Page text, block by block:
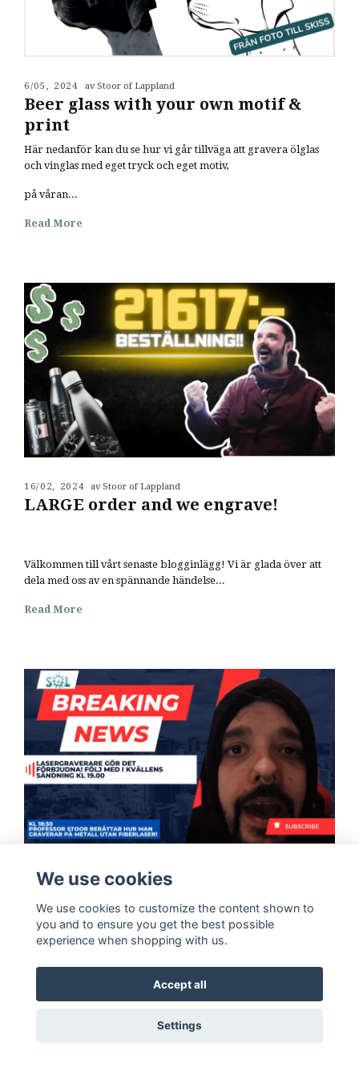
6/05, 2024 av Stoor of Lappland
Beer glass with your own motif &
print
Här nedanför kan du se hur vi går tillväga att gravera ölglas
och vinglas med eget tryck och eget motiv,
på våran...
Read More
16/02, 2024 av Stoor of Lappland
LARGE order and we engrave!
Välkommen till vårt senaste blogginlägg! Vi är glada över att
dela med oss av en spännande händelse...
Read More
9/02, 2024 av Stoor of Lappland
Engraves on metal
"Skapa Magi med Metallgravyr: En Stigande Trend inom CO2
Lasergravering!"
Metallgravyr med CO2-laser har blivit en revolutionerande...
We use cookies
We use cookies to customize the content shown to
you and to ensure you get the best possible
experience when shopping with us.
Accept all
Settings